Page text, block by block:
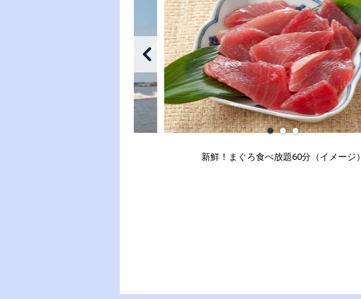
新鮮！まぐろ食べ放題60分（イメージ）